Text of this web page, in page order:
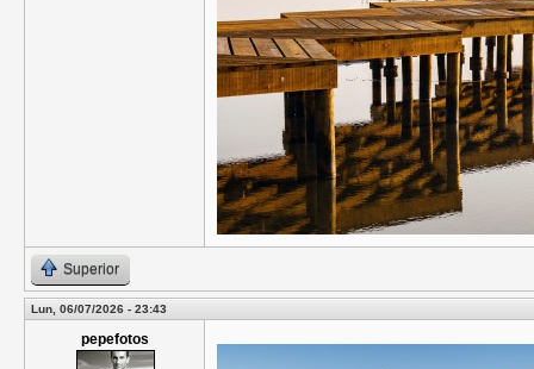
Superior
Lun, 06/07/2026 - 23:43
pepefotos